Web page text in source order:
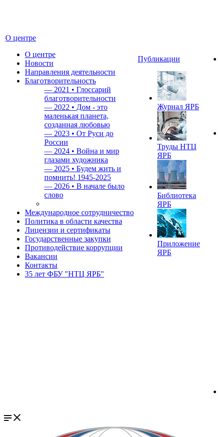
О центре
О центре
Новости
Направления деятельности
Благотворительность
— 2021 • Глоссарий
благотворительности
— 2022 • Дом - это
маленькая планета,
созданная любовью
— 2023 • От Руси до
России
— 2024 • Война и мир
глазами художника
— 2025 • Будем жить и
помнить! 1945-2025
— 2026 • В начале было
слово
Международное сотрудничество
Политика в области качества
Лицензии и сертификаты
Государственные закупки
Противодействие коррупции
Вакансии
Контакты
35 лет ФБУ "НТЦ ЯРБ"
Публикации
Журнал ЯРБ
Труды НТЦ
ЯРБ
Библиотека
ЯРБ
Приложение
ЯРБ